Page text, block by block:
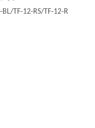
BL/TF-12-RS/TF-12-R